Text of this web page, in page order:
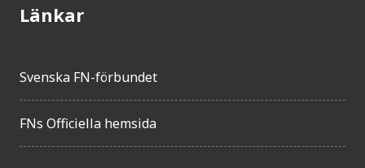
Länkar
Svenska FN-förbundet
FNs Officiella hemsida